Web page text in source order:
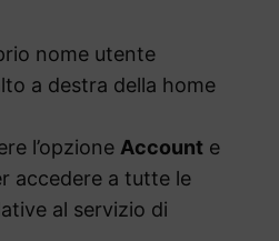
nome utente
a destra della home
l’opzione Account e
accedere a tutte le
al servizio di